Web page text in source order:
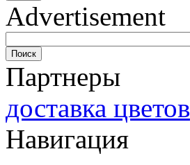
Advertisement
Партнеры
доставка цветов
Навигация